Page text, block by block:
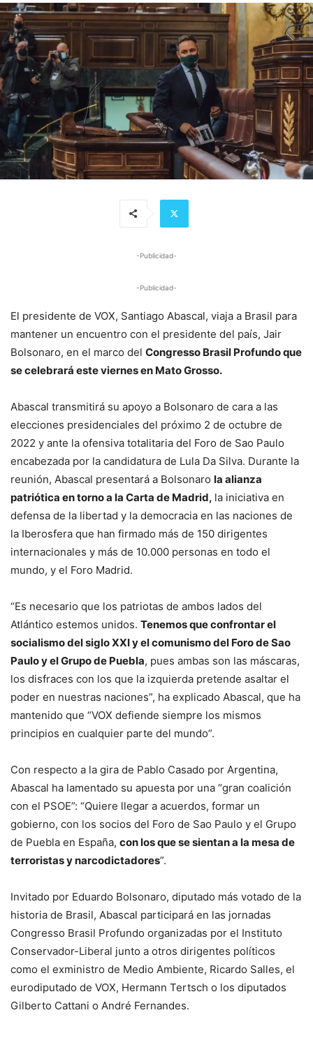
-Publicidad-
-Publicidad-
El presidente de VOX, Santiago Abascal, viaja a Brasil para
mantener un encuentro con el presidente del país, Jair
Bolsonaro, en el marco del Congresso Brasil Profundo que
se celebrará este viernes en Mato Grosso.
Abascal transmitirá su apoyo a Bolsonaro de cara a las
elecciones presidenciales del próximo 2 de octubre de
2022 y ante la ofensiva totalitaria del Foro de Sao Paulo
encabezada por la candidatura de Lula Da Silva. Durante la
reunión, Abascal presentará a Bolsonaro la alianza
patriótica en torno a la Carta de Madrid, la iniciativa en
defensa de la libertad y la democracia en las naciones de
la Iberosfera que han firmado más de 150 dirigentes
internacionales y más de 10.000 personas en todo el
mundo, y el Foro Madrid.
“Es necesario que los patriotas de ambos lados del
Atlántico estemos unidos. Tenemos que confrontar el
socialismo del siglo XXI y el comunismo del Foro de Sao
Paulo y el Grupo de Puebla, pues ambas son las máscaras,
los disfraces con los que la izquierda pretende asaltar el
poder en nuestras naciones”, ha explicado Abascal, que ha
mantenido que “VOX defiende siempre los mismos
principios en cualquier parte del mundo”.
Con respecto a la gira de Pablo Casado por Argentina,
Abascal ha lamentado su apuesta por una “gran coalición
con el PSOE”: “Quiere llegar a acuerdos, formar un
gobierno, con los socios del Foro de Sao Paulo y el Grupo
de Puebla en España, con los que se sientan a la mesa de
terroristas y narcodictadores”.
Invitado por Eduardo Bolsonaro, diputado más votado de la
historia de Brasil, Abascal participará en las jornadas
Congresso Brasil Profundo organizadas por el Instituto
Conservador-Liberal junto a otros dirigentes políticos
como el exministro de Medio Ambiente, Ricardo Salles, el
eurodiputado de VOX, Hermann Tertsch o los diputados
Gilberto Cattani o André Fernandes.